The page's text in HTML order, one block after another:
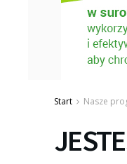
Start Nasze